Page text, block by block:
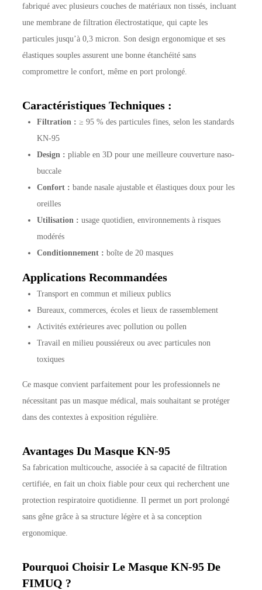
fabriqué avec plusieurs couches de matériaux non tissés, incluant
une membrane de filtration électrostatique, qui capte les
particules jusqu’à 0,3 micron. Son design ergonomique et ses
élastiques souples assurent une bonne étanchéité sans
compromettre le confort, même en port prolongé.
Caractéristiques Techniques :
Filtration : ≥ 95 % des particules fines, selon les standards
KN-95
Design : pliable en 3D pour une meilleure couverture naso-
buccale
Confort : bande nasale ajustable et élastiques doux pour les
oreilles
Utilisation : usage quotidien, environnements à risques
modérés
Conditionnement : boîte de 20 masques
Applications Recommandées
Transport en commun et milieux publics
Bureaux, commerces, écoles et lieux de rassemblement
Activités extérieures avec pollution ou pollen
Travail en milieu poussiéreux ou avec particules non
toxiques
Ce masque convient parfaitement pour les professionnels ne
nécessitant pas un masque médical, mais souhaitant se protéger
dans des contextes à exposition régulière.
Avantages Du Masque KN-95
Sa fabrication multicouche, associée à sa capacité de filtration
certifiée, en fait un choix fiable pour ceux qui recherchent une
protection respiratoire quotidienne. Il permet un port prolongé
sans gêne grâce à sa structure légère et à sa conception
ergonomique.
Pourquoi Choisir Le Masque KN-95 De
FIMUQ ?